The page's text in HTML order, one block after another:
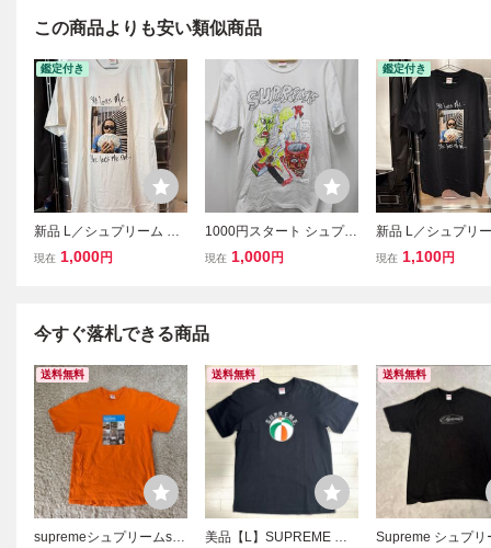
この商品よりも安い類似商品
鑑定付き
新品 L／シュプリーム マ
ックス・B フォト Tシャ
現在 1,000円
1000円スタート シュプリ
ーム Supreme 20SS Dani
現在 1,000円
鑑定付き
新品 L／シュプリ
ックス・B フォト
現在 1,100円
今すぐ落札できる商品
送料無料
supremeシュプリームsel
送料無料
美品【L】SUPREME シ
送料無料
Supreme シュプリ